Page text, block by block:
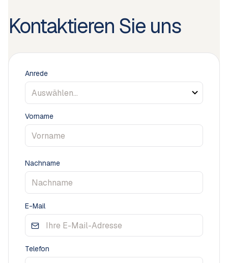
Kontaktieren Sie uns
Anrede
Vorname
Nachname
E-Mail
Telefon